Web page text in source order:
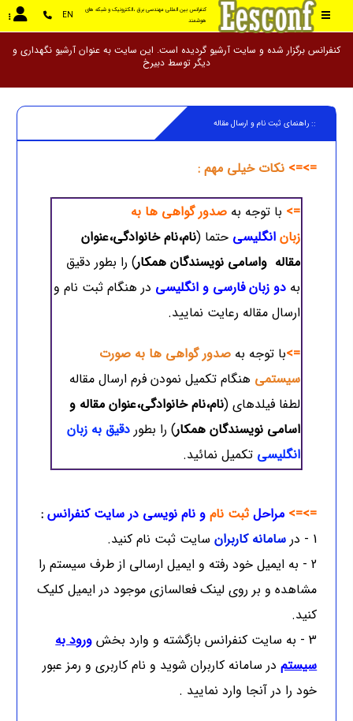
هوشمند
EN
کنفرانس برگزار شده و سایت آرشیو گردیده است. این سایت به عنوان آرشیو نگهداری و
دیگر
:: راهنمای ثبت نام و ارسال مقاله
=>=> نکات خیلی مهم :
=> با توجه به صدور گواهی ها به
زبان انگلیسی حتما (نام،نام خانوادگی،عنوان
مقاله واسامی نویسندگان همکار) را بطور دقیق
به دو زبان فارسی و انگلیسی در هنگام ثبت نام و
ارسال مقاله رعایت نمایید.
=>با توجه به صدور گواهی ها به صورت
سیستمی هنگام تکمیل نمودن فرم ارسال مقاله
لطفا فیلدهای (نام،نام خانوادگی،عنوان مقاله و
اسامی نویسندگان همکار) را بطور دقیق به زبان
انگلیسی تکمیل نمائید.
=>=> مراحل ثبت نام و نام نویسی در سایت کنفرانس:
1 - در
سامانه کاربرانسایت ثبت نام کنید.
2 - به ایمیل خود رفته و ایمیل ارسالی از طرف سیستم را
مشاهده و بر روی لینک فعالسازی موجود در ایمیل کلیک
کنید.
3 - به سایت کنفرانس بازگشته و وارد بخش
ورود به
سیستم در سامانه کاربران شوید و نام کاربری و رمز عبور
خود را در آنجا وارد نمایید .